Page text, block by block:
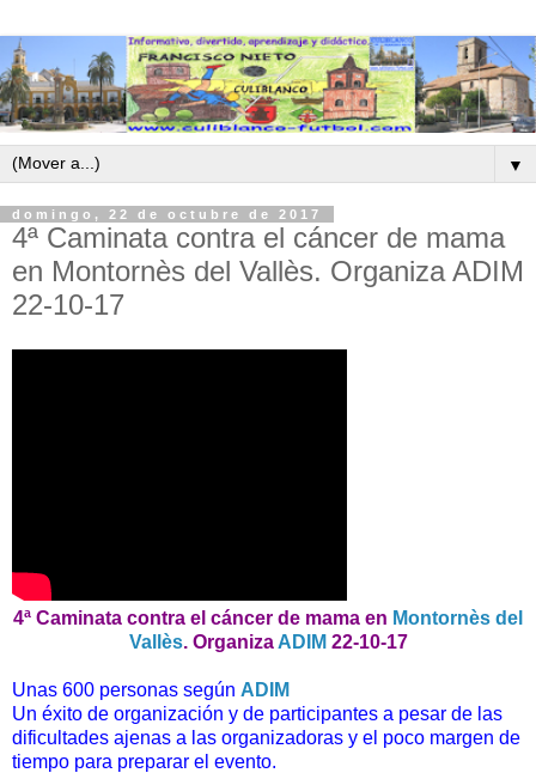
▼
domingo, 22 de octubre de 2017
4ª Caminata contra el cáncer de mama
en Montornès del Vallès. Organiza ADIM
22-10-17
4ª Caminata contra el cáncer de mama en Montornès del
Vallès. Organiza ADIM 22-10-17
Unas 600 personas según ADIM
Un éxito de organización y de participantes a pesar de las
dificultades ajenas a las organizadoras y el poco margen de
tiempo para preparar el evento.